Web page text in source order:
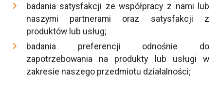
badania satysfakcji ze współpracy z nami lub
naszymi partnerami oraz satysfakcji z
produktów lub usług;
badania preferencji odnośnie do
zapotrzebowania na produkty lub usługi w
zakresie naszego przedmiotu działalności;